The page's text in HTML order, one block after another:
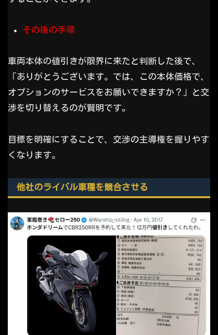
その後の手順
車両本体の値引きが限界に来たと判断した後で、
「ありがとうございます。では、この本体価格で、
オプションのサービスをお願いできますか？」と交
渉を切り替えるのが賢明です。
目標を明確にすることで、交渉の主導権を握りやす
くなります。
他社のライバル車種を競合させる